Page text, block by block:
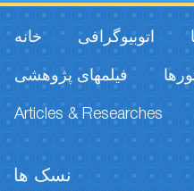
خانه اتوبیوگرافی
فیلمهای پژوهشی
Articles & Researches
نسک ها